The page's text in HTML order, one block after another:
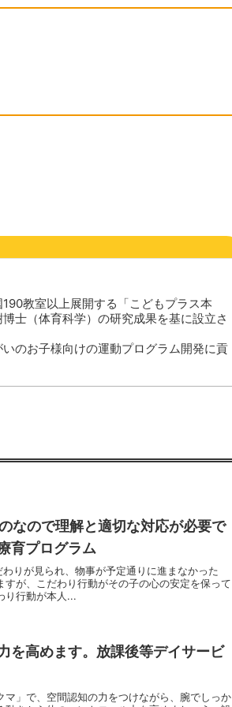
教室以上展開する「こどもプラス本
士（体育科学）の研究成果を基に設立さ
のお子様向けの運動プログラム開発に貢
なので理解と適切な対応が必要で
育プログラム
りが見られ、物事が予定通りに進まなかった
が、こだわり行動がその子の心の安定を保って
り行動が本人...
を高めます。放課後等デイサービ
」で、空間認知の力をつけながら、腕でしっか